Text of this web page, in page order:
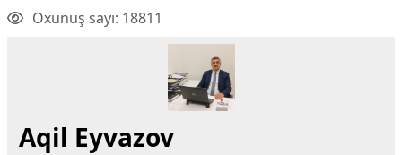
Oxunuş sayı: 18811
Aqil Eyvazov